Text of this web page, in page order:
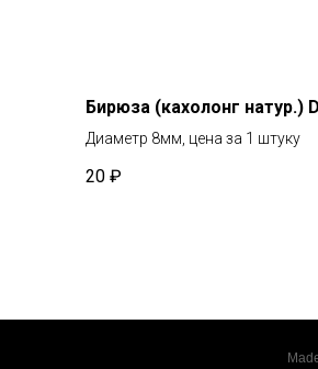
Бирюза (кахолонг натур.)
Диаметр 8мм, цена за 1 штуку
20 ₽